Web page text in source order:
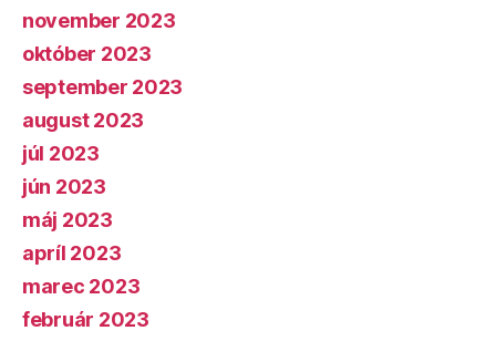
november 2023
október 2023
september 2023
august 2023
júl 2023
jún 2023
máj 2023
apríl 2023
marec 2023
február 2023